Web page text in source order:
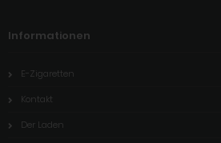
Informationen
E-Zigaretten
Kontakt
Der Laden